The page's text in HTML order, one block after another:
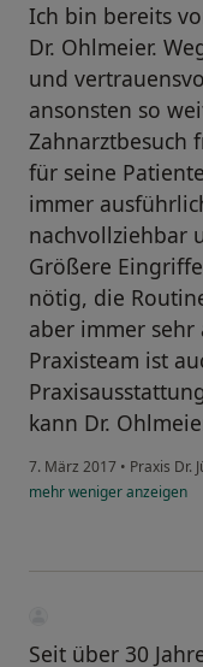
Ich bin bereits
Dr. Ohlmeier.
und
ansonsten so
Zahnarztbesuch
für seine
immer
nachvollziehbar
Größere
nötig, die
aber immer
Praxisteam ist
kann Dr.
7. März 2017 • Praxis Dr.
mehrwenigeranzeigen
Seit über 30